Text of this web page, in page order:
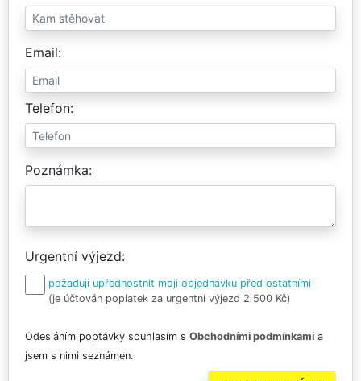
Email
Telefon
Poznámka
Urgentní výjezd
požaduji upřednostnit moji objednávku před ostatními
(je účtován poplatek za urgentní výjezd 2 500 Kč)
Odesláním poptávky souhlasím s Obchodními podmínkami a
jsem s nimi seznámen.